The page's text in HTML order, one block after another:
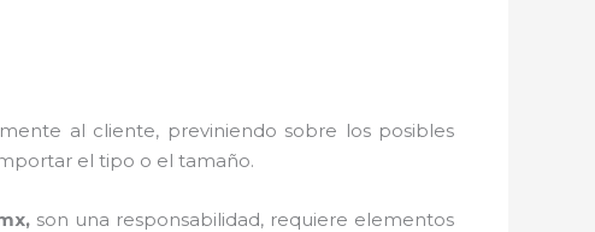
al cliente, previniendo sobre los posibles
el tipo o el tamaño.
son una responsabilidad, requiere elementos